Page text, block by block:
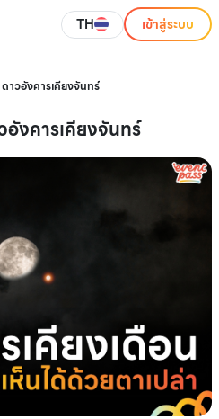
TH เข้าสู่ระบบ
วอังคารเคียงจันทร์
งคารเคียงจันทร์